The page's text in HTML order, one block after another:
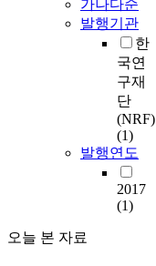
가나다순
발행기관
한
국연
구재
단
(NRF)
(1)
발행연도
2017
(1)
오늘 본 자료